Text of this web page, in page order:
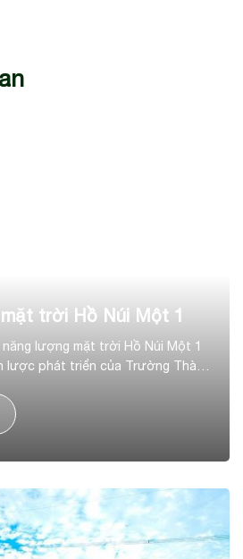
trời Hồ Núi Một 1
lượng mặt trời Hồ Núi Một 1
lược phát triển của Trường Thành
có tổng mức đầu tư là 1.036 tỷ
với công suất thiết kế 50 MWp,